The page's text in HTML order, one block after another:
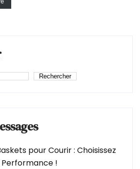
Rechercher
pour Courir : Choisissez
!